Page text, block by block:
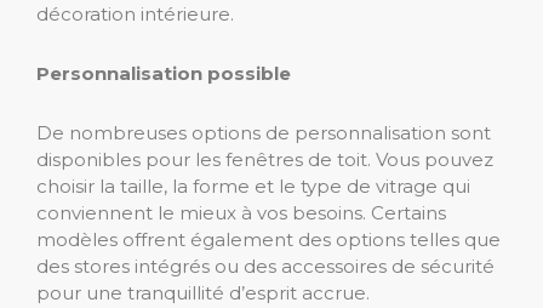
décoration intérieure.
Personnalisation possible
De nombreuses options de personnalisation sont
disponibles pour les fenêtres de toit. Vous pouvez
choisir la taille, la forme et le type de vitrage qui
conviennent le mieux à vos besoins. Certains
modèles offrent également des options telles que
des stores intégrés ou des accessoires de sécurité
pour une tranquillité d’esprit accrue.